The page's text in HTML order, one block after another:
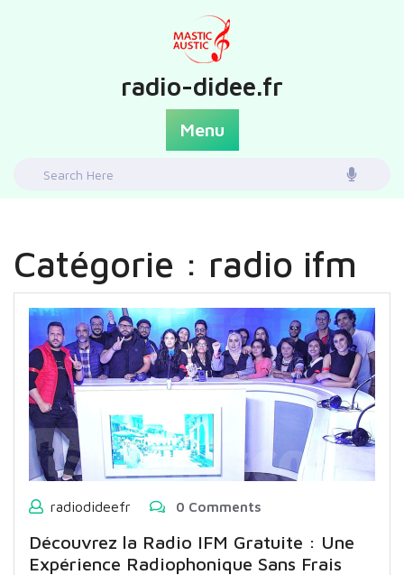
radio-didee.fr
Menu
Search
Catégorie : radio ifm
radiodideefr 0 Comments
Découvrez la Radio IFM Gratuite : Une
Expérience Radiophonique Sans Frais